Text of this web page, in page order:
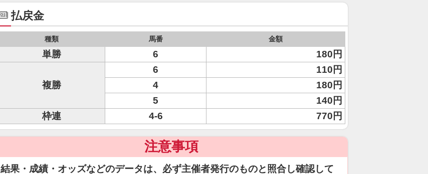
払戻金
種類 馬番 金額
単勝 6 180円
複勝
6
110円
4
180円
5
140円
枠連
4-6 770円
注意事項
結果・成績・オッズなどのデータは、必ず主催者発行のものと照合し確認して